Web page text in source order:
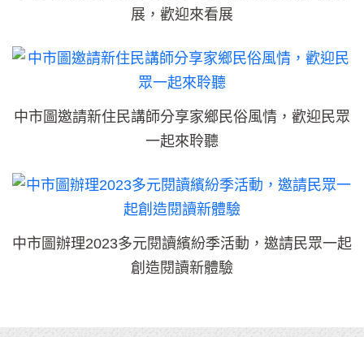
展，歡迎來看展
中市圖邀請新住民講師分享家鄉民俗風情，歡迎民眾
一起來聆聽
中市圖辦理2023多元閱讀繽紛季活動，邀請民眾一起
創造閱讀新體驗